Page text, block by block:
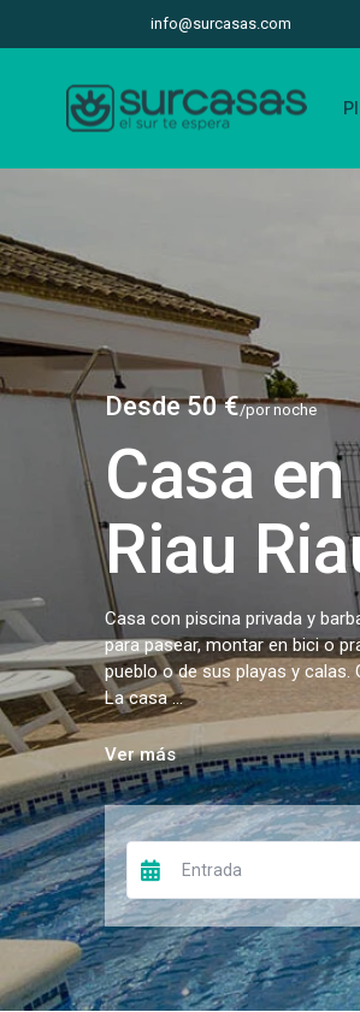
info@surcasas.com
Desde 50 €/por noche
Casa
Riau
Casa con piscina privada y
para pasear, montar en bici o
pueblo o de sus playas y
La casa ...
Ver más